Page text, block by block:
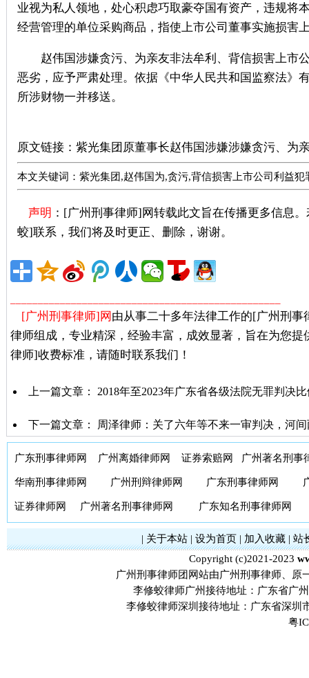
业视为私人领地，处心积虑巧取豪夺国有资产，违规将
经营管理的单位采购商品，指使上市公司董事实施损害
赵伟国涉嫌贪污、为亲友非法牟利、背信损害上市
恶劣，应予严肃处理。依据《中华人民共和国监察法》
所涉财物一并移送。
原文链接： 紫光集团原董事长赵伟国涉嫌涉嫌贪污、为
本文关键词：紫光集团,赵伟国为,贪污,背信损害上市公司利益犯
声明 ：[广州刑事律师]网转载此文旨在传播更多信息
蛟]联系，我们将及时更正、删除，谢谢。
[广州刑事律师]网 由从事二十多年法律工作的[广州刑
律师组成，专业精深，经验丰富，成效显著，旨在为您
律师]收费标准，请随时联系我们！
上一篇文章： 2018年至2023年广东省各级法院无罪判决
下一篇文章： 周泽律师：关了六年等不来一审判决，河
广东刑事律师网 广州离婚律师网 证券索赔网 广州著名刑事
华南刑事律师网 广州刑辩律师网 广东刑事律师网
证券律师网 广州著名刑事律师网 广东知名刑事律师网
| 关于本站| 设为首页| 加入收藏| 站
Copyright (c)2021-2023
广州刑事律师团网站由广州刑事律师、原
李修蛟律师广州接待地址：广东省广
李修蛟律师深圳接待地址：广东省深圳
粤